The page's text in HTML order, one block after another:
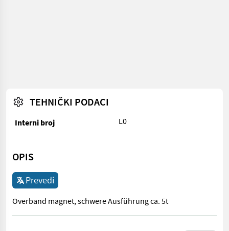
TEHNIČKI PODACI
Interni broj L0
OPIS
Prevedi
Overband magnet, schwere Ausführung ca. 5t
Overband magnet, schwere Ausführung ca. 5t